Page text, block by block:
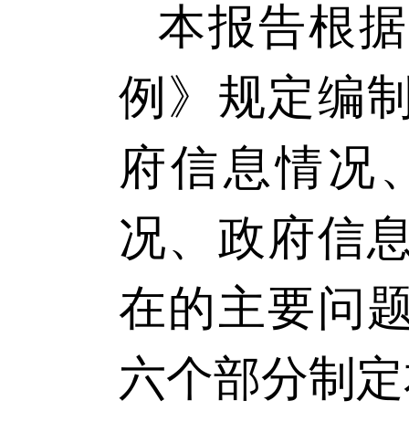
本报告根
例》规定编
府信息情况
况、政府信
在的主要问
六个部分制